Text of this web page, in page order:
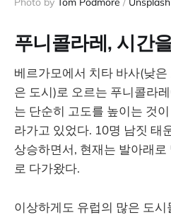
푸니콜라레, 시간
베르가모에서 치타 바사(낮
은 도시)로 오르는 푸니콜라
는 단순히 고도를 높이는 것
라가고 있었다. 10명 남짓 태
상승하면서, 현재는 발아래
로 다가왔다.
이상하게도 유럽의 많은 도